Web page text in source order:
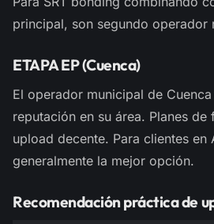
principal, son segundo operador
ETAPA EP (Cuenca)
El operador municipal de
reputación en su área. Planes de
upload decente. Para clientes en
generalmente la mejor opción.
Recomendación práctica de